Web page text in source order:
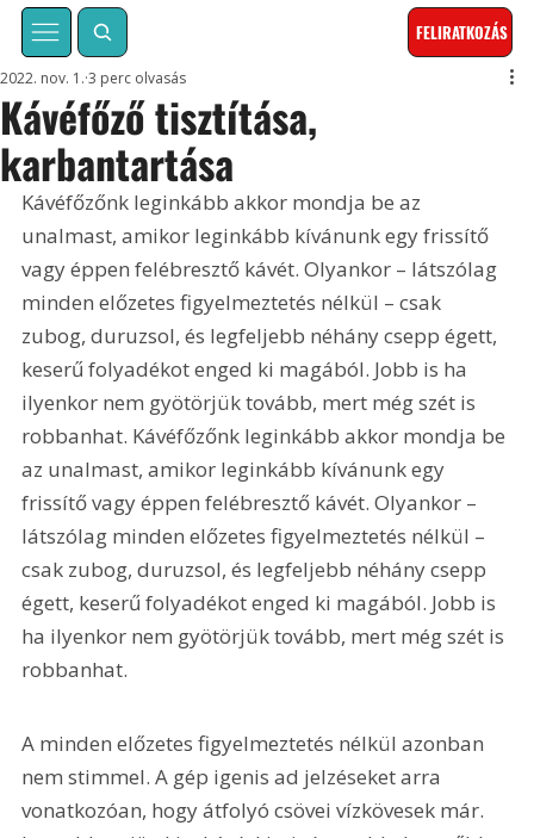
FELIRATKOZÁS
Kávéfőző tisztítása,
karbantartása
2022. nov. 1. 3 perc olvasás
Kávéfőzőnk leginkább akkor mondja be az
unalmast, amikor leginkább kívánunk egy frissítő
vagy éppen felébresztő kávét. Olyankor – látszólag
minden előzetes figyelmeztetés nélkül – csak
zubog, duruzsol, és legfeljebb néhány csepp égett,
keserű folyadékot enged ki magából. Jobb is ha
ilyenkor nem gyötörjük tovább, mert még szét is
robbanhat. Kávéfőzőnk leginkább akkor mondja be
az unalmast, amikor leginkább kívánunk egy
frissítő vagy éppen felébresztő kávét. Olyankor –
látszólag minden előzetes figyelmeztetés nélkül –
csak zubog, duruzsol, és legfeljebb néhány csepp
égett, keserű folyadékot enged ki magából. Jobb is
ha ilyenkor nem gyötörjük tovább, mert még szét is
robbanhat.
A minden előzetes figyelmeztetés nélkül azonban
nem stimmel. A gép igenis ad jelzéseket arra
vonatkozóan, hogy átfolyó csövei vízkövesek már.